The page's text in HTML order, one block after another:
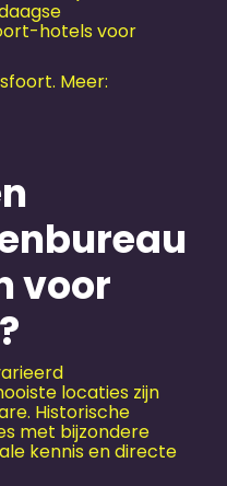
hotels voor
Meer:
voor
locaties zijn
Historische
met bijzondere
kennis en directe